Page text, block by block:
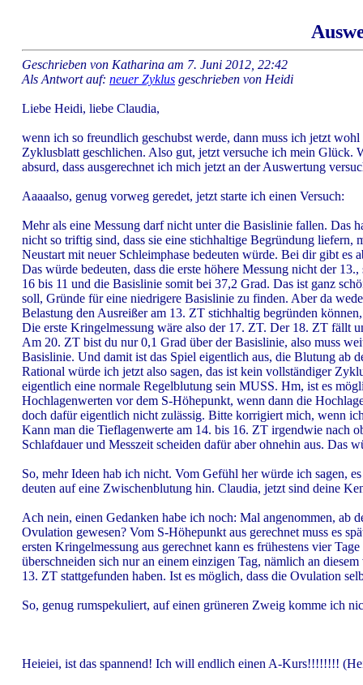
Geschrieben von Katharina am 7. Juni 2012, 22:42
Als Antwort auf: neuer Zyklus geschrieben von Heidi
Liebe Heidi, liebe Claudia,
wenn ich so freundlich geschubst werde, dann muss ich jetzt
Zyklusblatt geschlichen. Also gut, jetzt versuche ich mein
absurd, dass ausgerechnet ich mich jetzt an der Auswertung
Aaaaalso, genug vorweg geredet, jetzt starte ich einen Versuch:
Mehr als eine Messung darf nicht unter die Basislinie fallen.
nicht so triftig sind, dass sie eine stichhaltige Begründung liefern,
Neustart mit neuer Schleimphase bedeuten würde. Bei dir gibt es
Das würde bedeuten, dass die erste höhere Messung nicht der
16 bis 11 und die Basislinie somit bei 37,2 Grad. Das ist ganz
soll, Gründe für eine niedrigere Basislinie zu finden. Aber da
Belastung den Ausreißer am 13. ZT stichhaltig begründen
Die erste Kringelmessung wäre also der 17. ZT. Der 18. ZT fällt
Am 20. ZT bist du nur 0,1 Grad über der Basislinie, also muss
Basislinie. Und damit ist das Spiel eigentlich aus, die Blutung ab
Rational würde ich jetzt also sagen, das ist kein vollständiger
eigentlich eine normale Regelblutung sein MUSS. Hm, ist es
Hochlagenwerten vor dem S-Höhepunkt, wenn dann die
doch dafür eigentlich nicht zulässig. Bitte korrigiert mich, wenn
Kann man die Tieflagenwerte am 14. bis 16. ZT irgendwie nach
Schlafdauer und Messzeit scheiden dafür aber ohnehin aus. Das
So, mehr Ideen hab ich nicht. Vom Gefühl her würde ich sagen,
deuten auf eine Zwischenblutung hin. Claudia, jetzt sind deine
Ach nein, einen Gedanken habe ich noch: Mal angenommen, ab
Ovulation gewesen? Vom S-Höhepunkt aus gerechnet muss es
ersten Kringelmessung aus gerechnet kann es frühestens vier
überschneiden sich nur an einem einzigen Tag, nämlich an
13. ZT stattgefunden haben. Ist es möglich, dass die Ovulation
So, genug rumspekuliert, auf einen grüneren Zweig komme ich
Heieiei, ist das spannend! Ich will endlich einen A-Kurs!!!!!!!!